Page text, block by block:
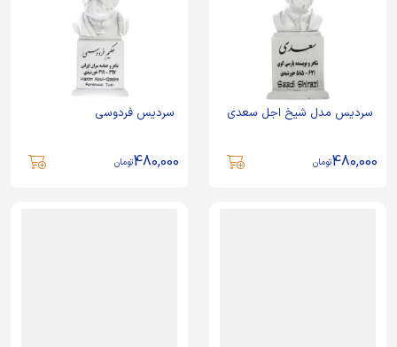
سردیس مدل شیخ اجل سعدی
480,000تومان
سردیس فردوسی
480,000تومان